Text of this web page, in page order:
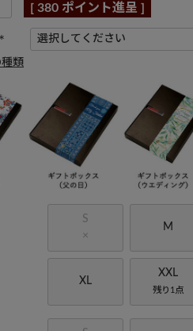
[ 380 ポイント進呈 ]
類
S
×
M
XL
XXL
残り1点